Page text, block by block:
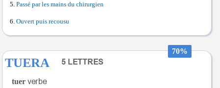
Passé par les mains du chirurgien
Ouvert puis recousu
70%
TUERA
tuer